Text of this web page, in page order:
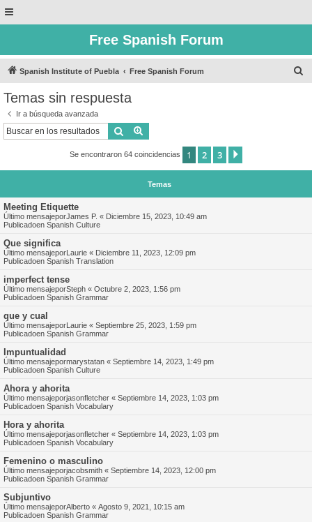
Free Spanish Forum
Spanish Institute of Puebla Free Spanish Forum
Temas sin respuesta
Ir a búsqueda avanzada
Buscar
Se encontraron 64 coincidencias 1 2 3
Temas
Meeting Etiquette
Último mensajeporJames P. « Diciembre 15, 2023, 10:49 am
Publicadoen Spanish Culture
Que significa
Último mensajeporLaurie « Diciembre 11, 2023, 12:09 pm
Publicadoen Spanish Translation
imperfect tense
Último mensajeporSteph « Octubre 2, 2023, 1:56 pm
Publicadoen Spanish Grammar
que y cual
Último mensajeporLaurie « Septiembre 25, 2023, 1:59 pm
Publicadoen Spanish Grammar
Impuntualidad
Último mensajepormarystatan « Septiembre 14, 2023, 1:49 pm
Publicadoen Spanish Culture
Ahora y ahorita
Último mensajeporjasonfletcher « Septiembre 14, 2023, 1:03 pm
Publicadoen Spanish Vocabulary
Hora y ahorita
Último mensajeporjasonfletcher « Septiembre 14, 2023, 1:03 pm
Publicadoen Spanish Vocabulary
Femenino o masculino
Último mensajeporjacobsmith « Septiembre 14, 2023, 12:00 pm
Publicadoen Spanish Grammar
Subjuntivo
Último mensajeporAlberto « Agosto 9, 2021, 10:15 am
Publicadoen Spanish Grammar